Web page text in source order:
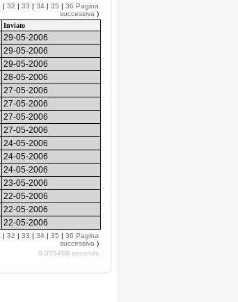
| 32 | 33 | 34 | 35 | 36 Pagina
successiva )
Inviato
29-05-2006
29-05-2006
29-05-2006
28-05-2006
27-05-2006
27-05-2006
27-05-2006
27-05-2006
24-05-2006
24-05-2006
24-05-2006
23-05-2006
22-05-2006
22-05-2006
22-05-2006
| 32 | 33 | 34 | 35 | 36 Pagina
successiva )
0.005488 seconds.